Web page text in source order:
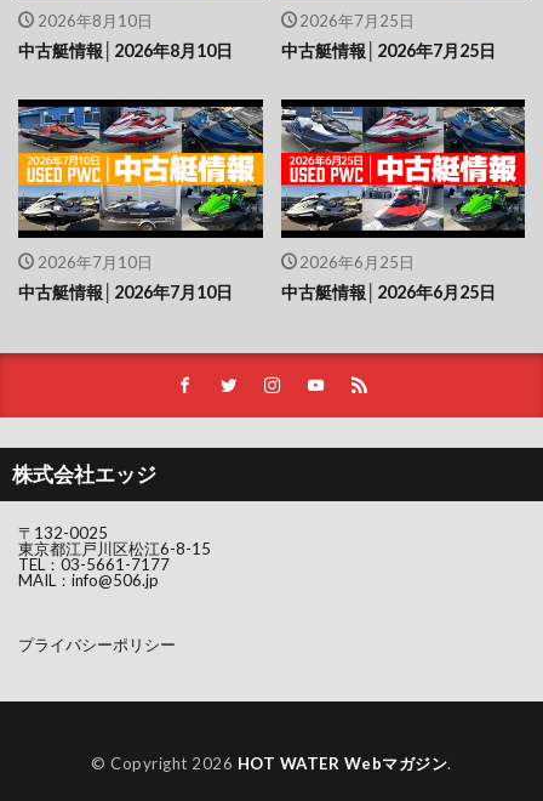
2026年8月10日
中古艇情報│2026年8月10日
2026年7月25日
中古艇情報│2026年7月25日
2026年7月10日
中古艇情報│2026年7月10日
2026年6月25日
中古艇情報│2026年6月25日
株式会社エッジ
〒132-0025
東京都江戸川区松江6-8-15
TEL：03-5661-7177
MAIL： info@506.jp
プライバシーポリシー
© Copyright 2026 HOT WATER Webマガジン.